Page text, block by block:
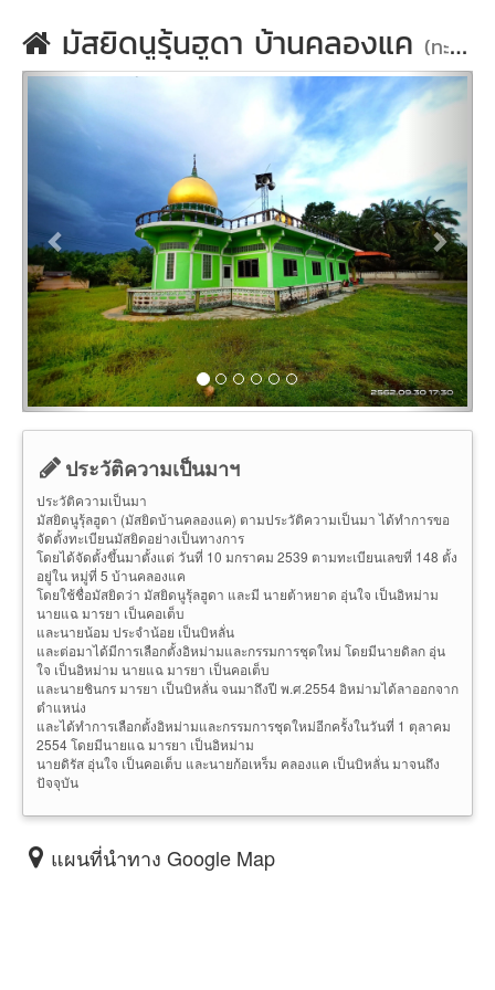
มัสยิดนูรุ้นฮูดา บ้านคลองแค (ทะเบียนเลขที่: 148)
ประวัติความเป็นมาฯ
ประวัติความเป็นมา
มัสยิดนูรุ้ลฮูดา (มัสยิดบ้านคลองแค) ตามประวัติความเป็นมา ได้ทำการขอ
จัดตั้งทะเบียนมัสยิดอย่างเป็นทางการ
โดยได้จัดตั้งขึ้นมาตั้งแต่ วันที่ 10 มกราคม 2539 ตามทะเบียนเลขที่ 148 ตั้ง
อยู่ใน หมู่ที่ 5 บ้านคลองแค
โดยใช้ชื่อมัสยิดว่า มัสยิดนูรุ้ลฮูดา และมี นายต้าหยาด อุ่นใจ เป็นอิหม่าม
นายแฉ มารยา เป็นคอเต็บ
และนายน้อม ประจำน้อย เป็นบิหลั่น
และต่อมาได้มีการเลือกตั้งอิหม่ามและกรรมการชุดใหม่ โดยมีนายดิลก อุ่น
ใจ เป็นอิหม่าม นายแฉ มารยา เป็นคอเต็บ
และนายชินกร มารยา เป็นบิหลั่น จนมาถึงปี พ.ศ.2554 อิหม่ามได้ลาออกจาก
ตำแหน่ง
และได้ทำการเลือกตั้งอิหม่ามและกรรมการชุดใหม่อีกครั้งในวันที่ 1 ตุลาคม
2554 โดยมีนายแฉ มารยา เป็นอิหม่าม
นายดิรัส อุ่นใจ เป็นคอเต็บ และนายก้อเหร็ม คลองแค เป็นบิหลั่น มาจนถึง
ปัจจุบัน
แผนที่นำทาง Google Map